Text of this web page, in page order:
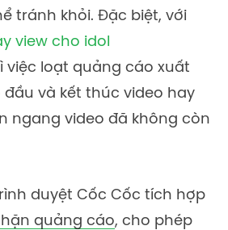
tránh khỏi. Đặc biệt, với
view cho idol
việc loạt quảng cáo xuất
đầu và kết thúc video hay
ngang video đã không còn
duyệt Cốc Cốc tích hợp
quảng cáo, cho phép